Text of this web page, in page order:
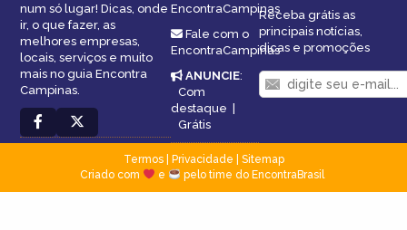
num só lugar! Dicas, onde
ir, o que fazer, as
melhores empresas,
locais, serviços e muito
mais no guia Encontra
Campinas.
EncontraCampinas
Fale com o
EncontraCampinas
ANUNCIE:
Com
destaque
Grátis
Receba grátis as
principais notícias,
dicas e promoções
Termos| Privacidade
Sitemap
Criado com
e pelo time do EncontraBrasil